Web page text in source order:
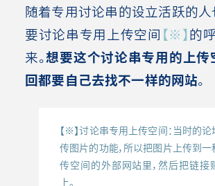
随着专用讨论串的设立活跃的人
要讨论串专用上传空间 【※】的
来。想要这个讨论串专用的上传
回都要自己去找不一样的网站。
【※】讨论串专用上传空间：当时的
传图片的功能，所以把图片上传到
传空间的外部网站里，然后把链接
上。